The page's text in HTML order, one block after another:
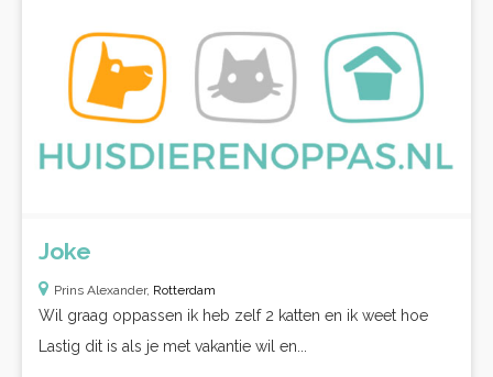
Joke
Prins Alexander, Rotterdam
Wil graag oppassen ik heb zelf 2 katten en ik weet hoe
Lastig dit is als je met vakantie wil en...